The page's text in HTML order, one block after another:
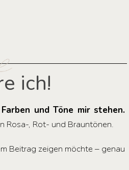
ich!
und Töne mir stehen.
Rosa-, Rot- und Brauntönen.
Beitrag zeigen möchte – genau